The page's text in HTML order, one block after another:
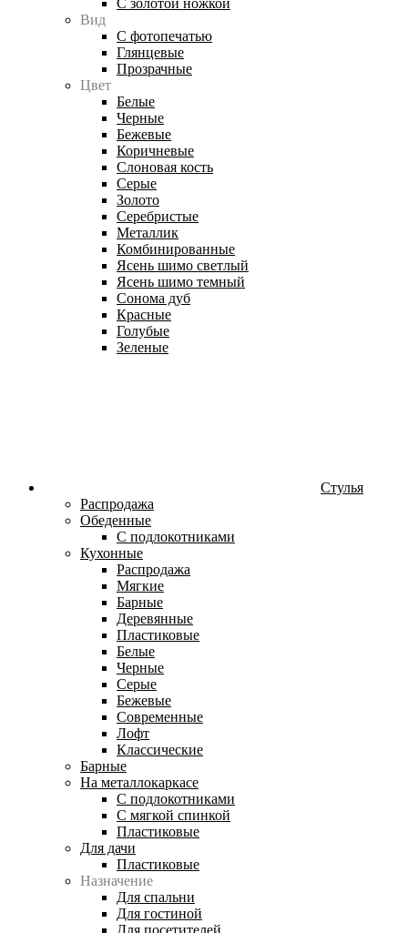
С золотой ножкой
Вид
С фотопечатью
Глянцевые
Прозрачные
Цвет
Белые
Черные
Бежевые
Коричневые
Слоновая кость
Серые
Золото
Серебристые
Металлик
Комбинированные
Ясень шимо светлый
Ясень шимо темный
Сонома дуб
Красные
Голубые
Зеленые
Стулья
Распродажа
Обеденные
С подлокотниками
Кухонные
Распродажа
Мягкие
Барные
Деревянные
Пластиковые
Белые
Черные
Серые
Бежевые
Современные
Лофт
Классические
Барные
На металлокаркасе
С подлокотниками
С мягкой спинкой
Пластиковые
Для дачи
Пластиковые
Назначение
Для спальни
Для гостиной